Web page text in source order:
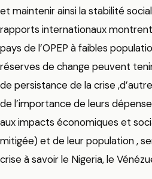
et maintenir ainsi la stabilité
rapports internationaux
pays de l’OPEP à faibles
réserves de change peuvent
de persistance de la crise
de l’importance de leurs
aux impacts économiques et
mitigée) et de leur population ,
crise à savoir le Nigeria, le